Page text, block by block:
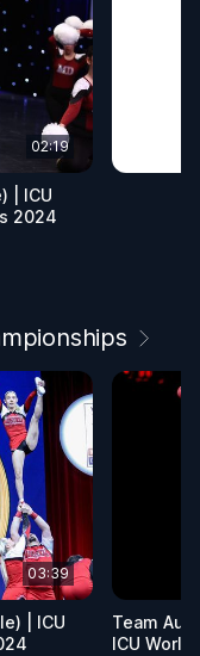
02:19
| ICU
2024
03:39
| ICU
Team
ICU